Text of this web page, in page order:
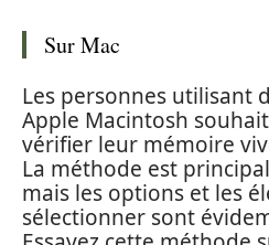
Sur Mac
Les personnes utilisant
Apple Macintosh
vérifier leur mémoire
La méthode est
mais les options et les
sélectionner sont